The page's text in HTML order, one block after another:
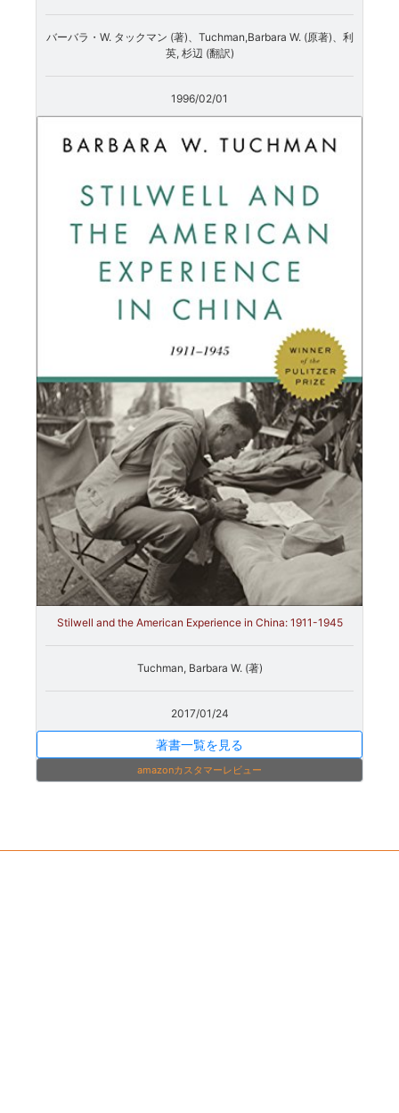
バーバラ・W. タックマン (著)、Tuchman,Barbara W. (原著)、利
英, 杉辺 (翻訳)
1996/02/01
Stilwell and the American Experience in China: 1911-1945
Tuchman, Barbara W. (著)
2017/01/24
著書一覧を見る
amazonカスタマーレビュー